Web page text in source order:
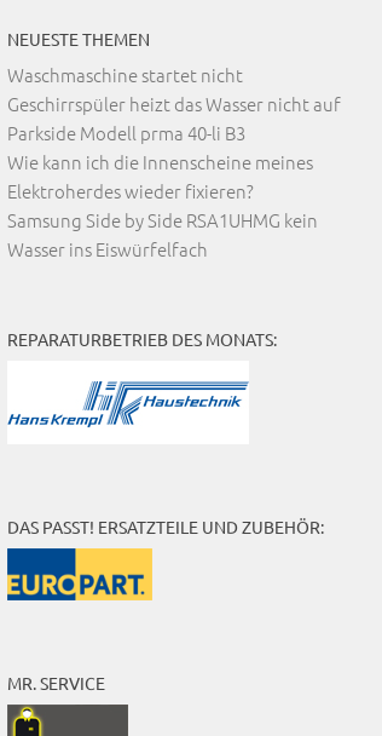
NEUESTE THEMEN
Waschmaschine startet nicht
Geschirrspüler heizt das Wasser nicht auf
Parkside Modell prma 40-li B3
Wie kann ich die Innenscheine meines
Elektroherdes wieder fixieren?
Samsung Side by Side RSA1UHMG kein
Wasser ins Eiswürfelfach
REPARATURBETRIEB DES MONATS:
DAS PASST! ERSATZTEILE UND ZUBEHÖR:
MR. SERVICE